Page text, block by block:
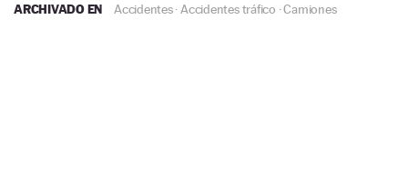
ARCHIVADO EN Accidentes· Accidentes tráfico ·Camiones